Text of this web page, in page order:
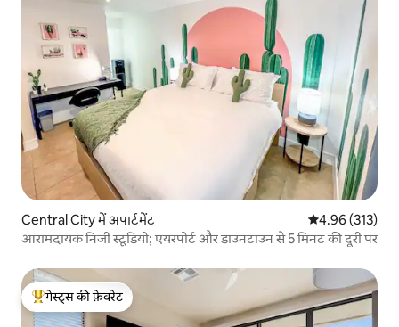
Central City में अपार्टमेंट औसत रेटिंग 5 में से
4.96 (313)
आरामदायक निजी स्टूडियो; एयरपोर्ट और डाउनटाउन से 5 मिनट की दूरी पर
गेस्ट्स का टॉप फ़ेवरेट
गेस्ट्स की फ़ेवरेट